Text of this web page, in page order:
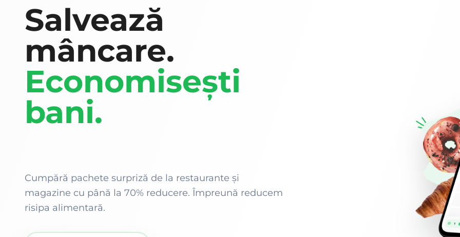
Salvează
mâncare.
Economisești
bani.
Cumpără pachete surpriză de la restaurante și
magazine cu până la 70% reducere. Împreună reducem
risipa alimentară.